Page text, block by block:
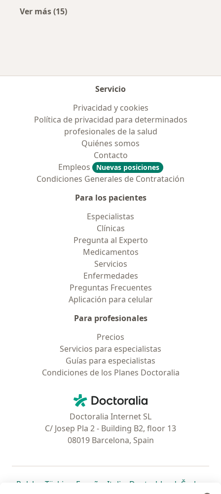
Ver más (15)
Servicio
Privacidad y cookies
Política de privacidad para determinados
profesionales de la salud
Quiénes somos
Contacto
Empleos
Nuevas posiciones
Condiciones Generales de Contratación
Para los pacientes
Especialistas
Clínicas
Pregunta al Experto
Medicamentos
Servicios
Enfermedades
Preguntas Frecuentes
Aplicación para celular
Para profesionales
Precios
Servicios para especialistas
Guías para especialistas
Condiciones de los Planes Doctoralia
Doctoralia - Página de inicio
Doctoralia Internet SL
C/ Josep Pla 2 - Building B2, floor 13
08019 Barcelona, Spain
Polska se abre en una nueva pestaña
Türkiye se abre en una nueva pestaña
España se abre en una nueva pestaña
Italia se abre en una nueva
Deutschlandse abre en
Česko